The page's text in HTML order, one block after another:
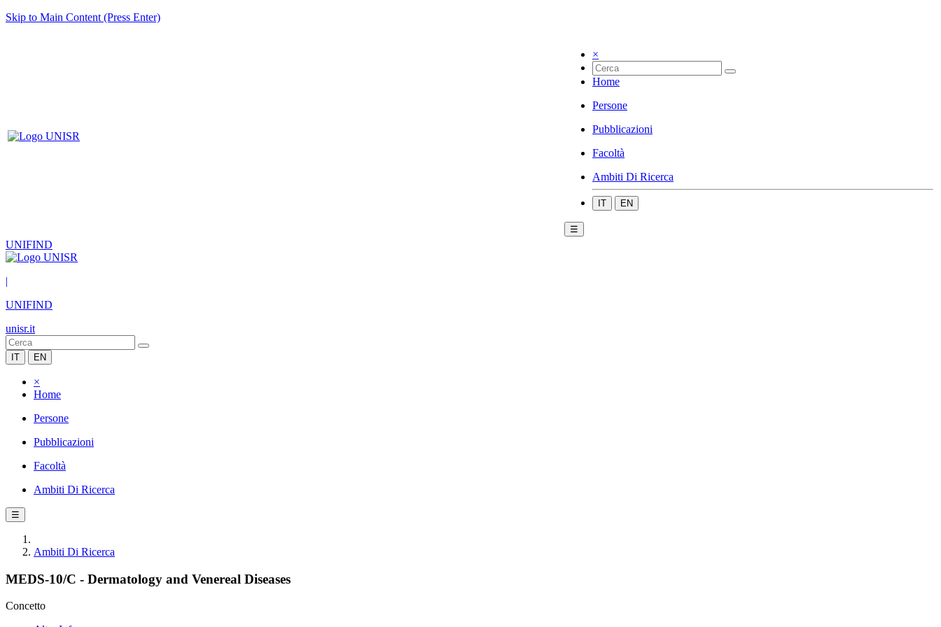
Skip to Main Content (Press Enter)
×
Home
Persone
Pubblicazioni
Facoltà
Ambiti Di Ricerca
IT EN
☰
UNIFIND
|
UNIFIND
unisr.it
IT EN
×
Home
Persone
Pubblicazioni
Facoltà
Ambiti Di Ricerca
☰
Ambiti Di Ricerca
MEDS-10/C - Dermatology and Venereal Diseases
Concetto